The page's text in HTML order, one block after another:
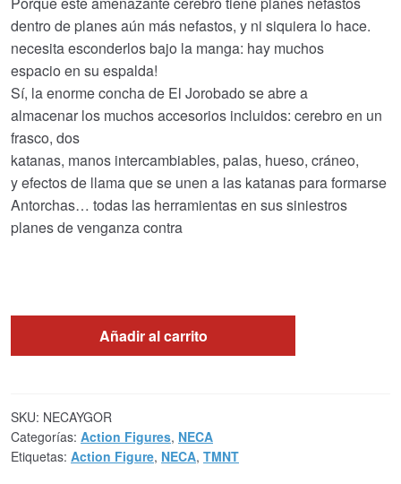
dentro de planes aún más nefastos, y ni siquiera lo hace.
necesita esconderlos bajo la manga: hay muchos
espacio en su espalda!
Sí, la enorme concha de El Jorobado se abre a
almacenar los muchos accesorios incluidos: cerebro en un
frasco, dos
katanas, manos intercambiables, palas, hueso, cráneo,
y efectos de llama que se unen a las katanas para formarse
Antorchas… todas las herramientas en sus siniestros
planes de venganza contra
Añadir al carrito
SKU: NECAYGOR
Categorías: Action Figures, NECA
Etiquetas: Action Figure, NECA, TMNT